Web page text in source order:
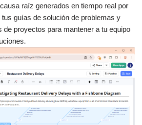
raíz generados en tiempo real por
tus guías de solución de problemas y
de proyectos para mantener a tu equipo